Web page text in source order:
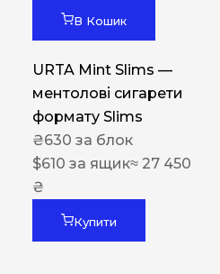
В Кошик
URTA Mint Slims —
ментолові сигарети
формату Slims
₴630 за блок
$610 за ящик≈ 27 450
₴
Купити